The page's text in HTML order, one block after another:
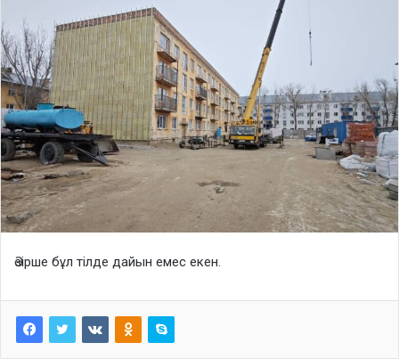
Әзірше бұл тілде дайын емес екен.